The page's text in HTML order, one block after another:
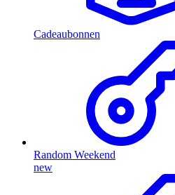
Cadeaubonnen
Random Weekend
new